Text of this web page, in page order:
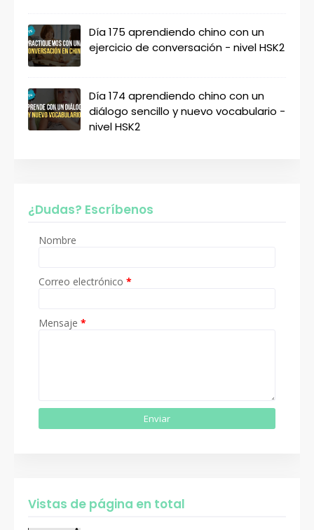
Día 175 aprendiendo chino con un
ejercicio de conversación - nivel HSK2
Día 174 aprendiendo chino con un
diálogo sencillo y nuevo vocabulario -
nivel HSK2
¿Dudas? Escríbenos
Nombre
Correo electrónico *
Mensaje *
Vistas de página en total